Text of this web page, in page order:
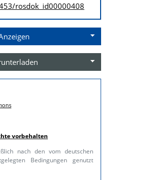
rosdok_id00000408
vorbehalten
nach den vom deutschen
Bedingungen genutzt